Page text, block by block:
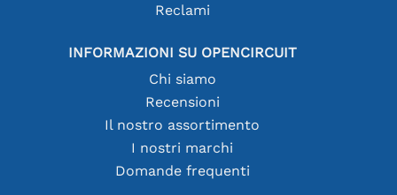
Reclami
INFORMAZIONI SU OPENCIRCUIT
Chi siamo
Recensioni
Il nostro assortimento
I nostri marchi
Domande frequenti